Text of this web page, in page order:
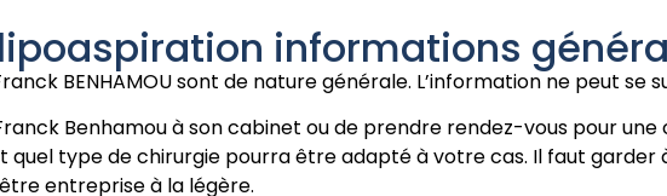
informations
BENHAMOU sont de nature générale. L’information ne peut se
Benhamou à son cabinet ou de prendre rendez-vous pour
type de chirurgie pourra être adapté à votre cas. Il faut garder
entreprise à la légère.